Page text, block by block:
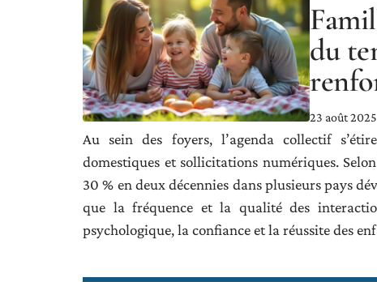
du
23 août 2025
Au sein des foyers, l’agenda collectif
domestiques et sollicitations numériques.
30 % en deux décennies dans plusieurs pays
que la fréquence et la qualité des
psychologique, la confiance et la réussite des